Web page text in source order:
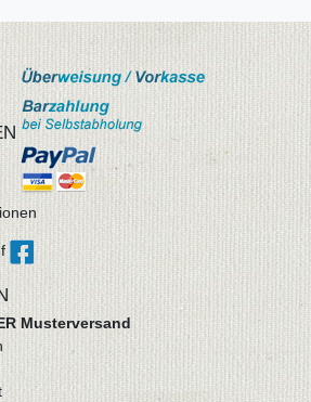
Musterversand